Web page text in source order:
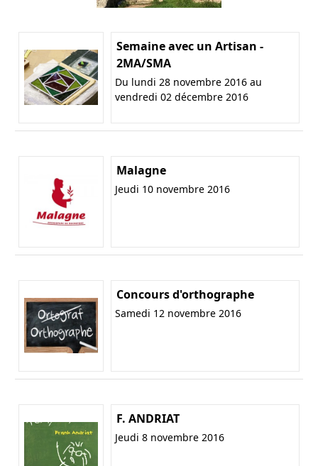
Semaine avec un Artisan -
2MA/SMA
Du lundi 28 novembre 2016 au
vendredi 02 décembre 2016
Malagne
Jeudi 10 novembre 2016
Concours d'orthographe
Samedi 12 novembre 2016
F. ANDRIAT
Jeudi 8 novembre 2016